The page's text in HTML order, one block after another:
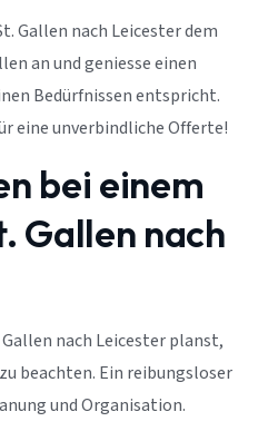
Gallen nach Leicester dem
an und geniesse einen
Bedürfnissen entspricht.
eine unverbindliche Offerte!
bei einem
Gallen nach
nach Leicester planst,
beachten. Ein reibungsloser
und Organisation.